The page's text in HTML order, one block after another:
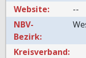
Website:
--
NBV-
Bezirk:
Kreisverband: